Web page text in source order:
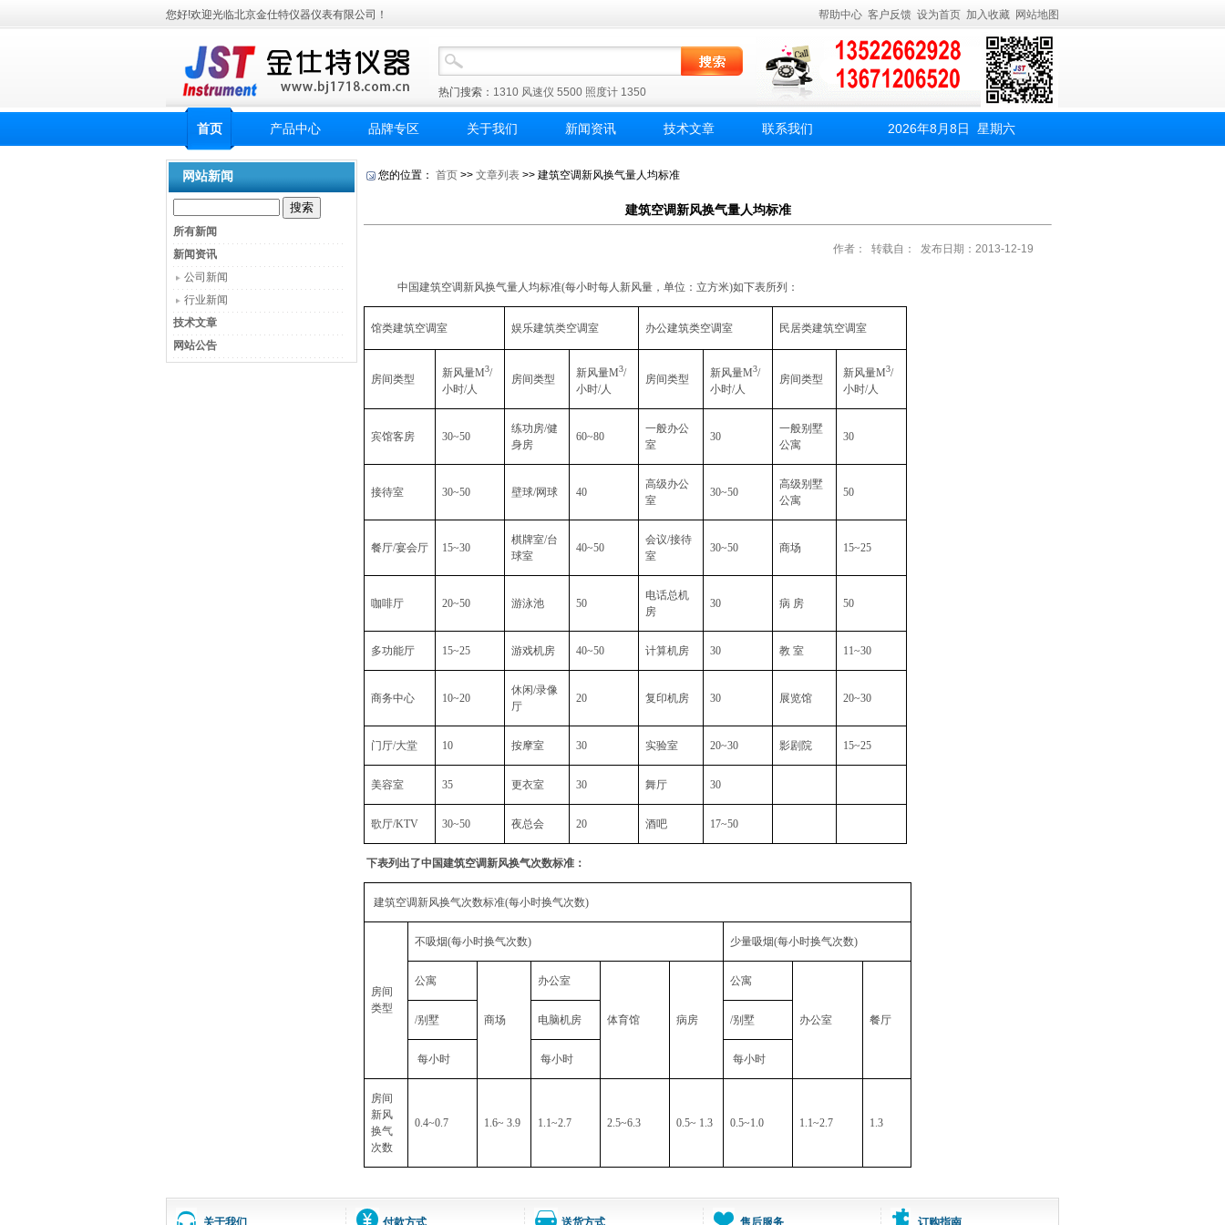
您好!欢迎光临北京金仕特仪器仪表有限公司！ 帮助中心 客户反馈 设为首页 加入收藏 网站地图
热门搜索： 1310 风速仪 5500 照度计 1350
首页 产品中心 品牌专区 关于我们 新闻资讯 技术文章 联系我们 2026年8月8日 星期六
网站新闻
所有新闻
新闻资讯
公司新闻
行业新闻
技术文章
网站公告
您的位置： 首页 >> 文章列表 >> 建筑空调新风换气量人均标准
建筑空调新风换气量人均标准
作者： 转载自： 发布日期：2013-12-19
中国建筑空调新风换气量人均标准(每小时每人新风量，单位：立方米)如下表所列：
馆类建筑空调室 娱乐建筑类空调室 办公建筑类空调室 民居类建筑空调室
房间类型 新风量M3/
小时/人
房间类型 新风量M3/
小时/人
房间类型 新风量M3/
小时/人
房间类型 新风量M3/
小时/人
宾馆客房 30~50
练功房/健
身房
60~80
一般办公
室
30
一般别墅
公寓
30
接待室 30~50 壁球/网球 40
高级办公
室
30~50
高级别墅
公寓
50
餐厅/宴会厅 15~30
棋牌室/台
球室
40~50
会议/接待
室
30~50 商场 15~25
咖啡厅 20~50 游泳池 50
电话总机
房
30 病 房 50
多功能厅 15~25 游戏机房 40~50 计算机房 30 教 室 11~30
商务中心 10~20
休闲/录像
厅
20 复印机房 30 展览馆 20~30
门厅/大堂 10 按摩室 30 实验室 20~30 影剧院 15~25
美容室 35 更衣室 30 舞厅 30
歌厅/KTV 30~50 夜总会 20 酒吧 17~50
下表列出了中国建筑空调新风换气次数标准：
建筑空调新风换气次数标准(每小时换气次数)
房间
类型
不吸烟(每小时换气次数) 少量吸烟(每小时换气次数)
公寓
商场
办公室
体育馆 病房
公寓
办公室 餐厅
/别墅 电脑机房 /别墅
每小时 每小时 每小时
房间
新风
换气
次数
0.4~0.7 1.6~ 3.9 1.1~2.7 2.5~6.3 0.5~ 1.3 0.5~1.0 1.1~2.7 1.3
关于我们 付款方式 送货方式 售后服务 订购指南